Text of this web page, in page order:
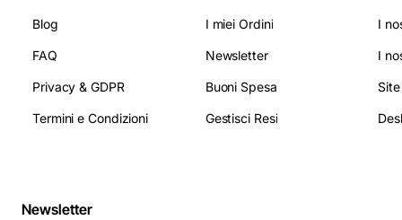
Blog
FAQ
Privacy & GDPR
Termini e Condizioni
I miei Ordini
Newsletter
Buoni Spesa
Gestisci Resi
I
I
Newsletter